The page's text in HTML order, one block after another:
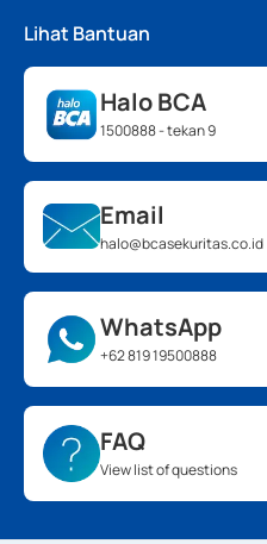
Lihat Bantuan
Halo BCA
1500888 - tekan 9
Email
halo@bcasekuritas.co.id
WhatsApp
+62 819 19500888
FAQ
View list of questions